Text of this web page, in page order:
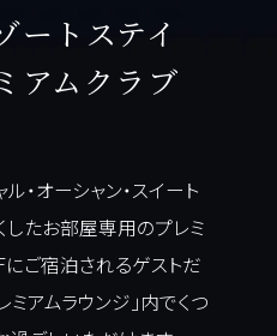
ートステイ
アムクラブ
・オーシャン・スイート
したお部屋専用のプレミ
にご宿泊されるゲストだ
アムラウンジ」内でくつ